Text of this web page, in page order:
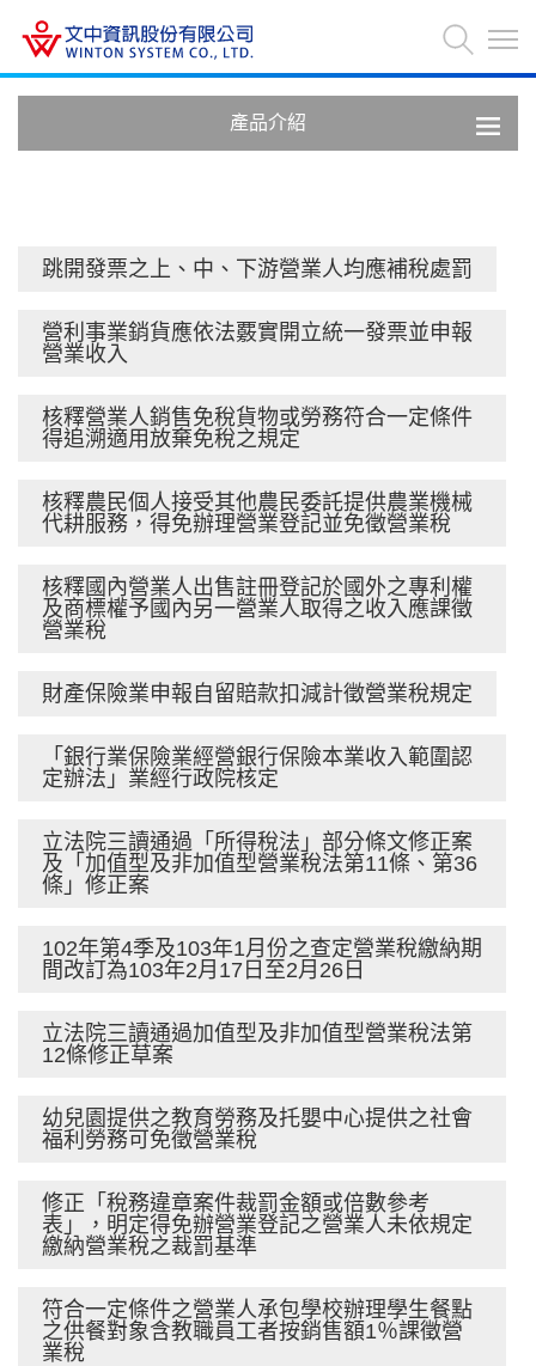
產品介紹
跳開發票之上、中、下游營業人均應補稅處罰
營利事業銷貨應依法覈實開立統一發票並申報
營業收入
核釋營業人銷售免稅貨物或勞務符合一定條件
得追溯適用放棄免稅之規定
核釋農民個人接受其他農民委託提供農業機械
代耕服務，得免辦理營業登記並免徵營業稅
核釋國內營業人出售註冊登記於國外之專利權
及商標權予國內另一營業人取得之收入應課徵
營業稅
財產保險業申報自留賠款扣減計徵營業稅規定
「銀行業保險業經營銀行保險本業收入範圍認
定辦法」業經行政院核定
立法院三讀通過「所得稅法」部分條文修正案
及「加值型及非加值型營業稅法第11條、第36
條」修正案
102年第4季及103年1月份之查定營業稅繳納期
間改訂為103年2月17日至2月26日
立法院三讀通過加值型及非加值型營業稅法第
12條修正草案
幼兒園提供之教育勞務及托嬰中心提供之社會
福利勞務可免徵營業稅
修正「稅務違章案件裁罰金額或倍數參考
表」，明定得免辦營業登記之營業人未依規定
繳納營業稅之裁罰基準
符合一定條件之營業人承包學校辦理學生餐點
之供餐對象含教職員工者按銷售額1％課徵營
業稅